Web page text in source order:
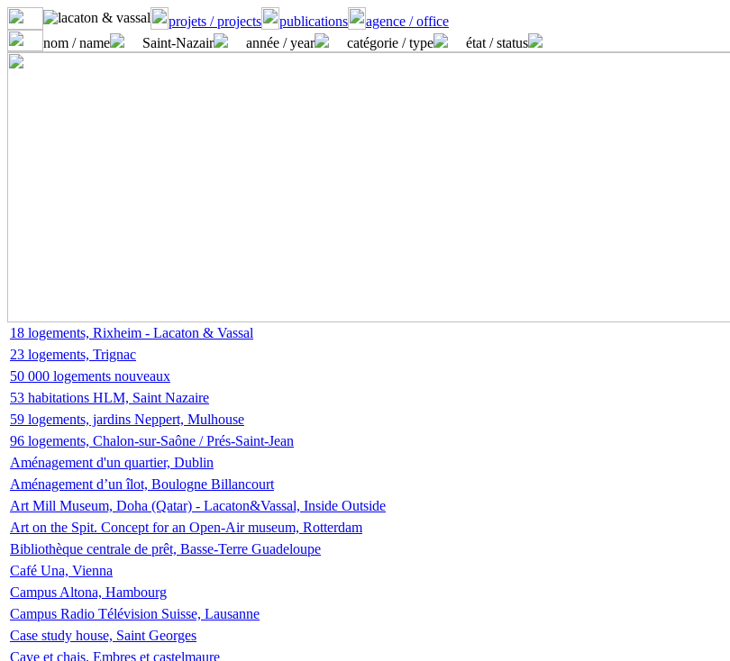
projets / projects publications agence / office
nom / name
Saint-Nazair année / year catégorie / type état / status
18 logements, Rixheim - Lacaton & Vassal
23 logements, Trignac
50 000 logements nouveaux
53 habitations HLM, Saint Nazaire
59 logements, jardins Neppert, Mulhouse
96 logements, Chalon-sur-Saône / Prés-Saint-Jean
Aménagement d'un quartier, Dublin
Aménagement d’un îlot, Boulogne Billancourt
Art Mill Museum, Doha (Qatar) - Lacaton&Vassal, Inside Outside
Art on the Spit. Concept for an Open-Air museum, Rotterdam
Bibliothèque centrale de prêt, Basse-Terre Guadeloupe
Café Una, Vienna
Campus Altona, Hambourg
Campus Radio Télévision Suisse, Lausanne
Case study house, Saint Georges
Cave et chais, Embres et castelmaure